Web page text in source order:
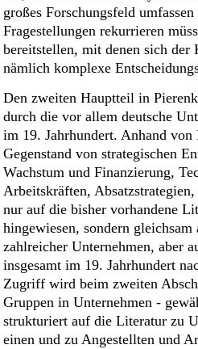
großes Forschungsfeld
Fragestellungen rekurrieren
bereitstellen, mit denen sich der
nämlich komplexe
Den zweiten Hauptteil in
durch die vor allem deutsche
im 19. Jahrhundert. Anhand
Gegenstand von strategischen
Wachstum und Finanzierung,
Arbeitskräften,
nur auf die bisher vorhandene
hingewiesen, sondern
zahlreicher Unternehmen, aber
insgesamt im 19. Jahrhundert
Zugriff wird beim zweiten
Gruppen in Unternehmen -
strukturiert auf die Literatur zu
einen und zu Angestellten und